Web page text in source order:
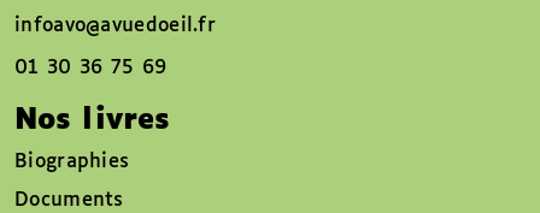
infoavo@avuedoeil.fr
01 30 36 75 69
Nos livres
Biographies
Documents